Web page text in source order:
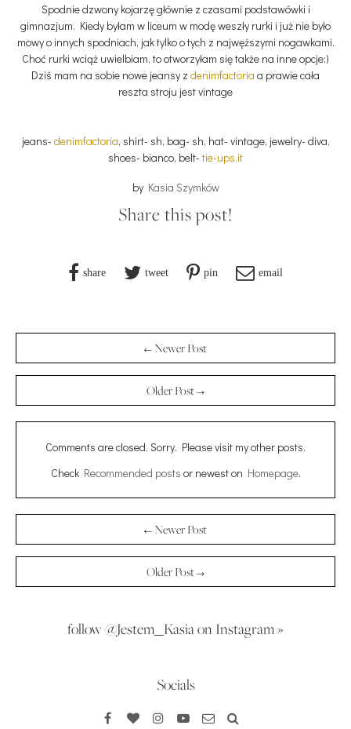
Spodnie dzwony kojarzę głównie z czasami podstawówki i
gimnazjum. Kiedy byłam w liceum w modę weszły rurki i już nie było
mowy o innych spodniach, jak tylko o tych z najwęższymi nogawkami.
Choć rurki wciąż uwielbiam, to otworzyłam się także na inne opcje:)
Dziś mam na sobie nowe jeansy z denimfactoria a prawie cała
reszta stroju jest vintage
jeans- denimfactoria, shirt- sh, bag- sh, hat- vintage, jewelry- diva,
shoes- bianco, belt- tie-ups.it
by Kasia Szymków
Share this post!
share tweet pin email
← Newer Post
Older Post →
Comments are closed. Sorry. Please visit my other posts.
Check Recommended posts or newest on Homepage.
← Newer Post
Older Post →
follow @Jestem_Kasia on Instagram »
Socials